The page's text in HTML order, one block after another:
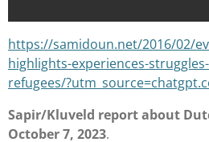
https://samidoun.net/2016/02/
highlights-experiences-
refugees/
Sapir/Kluveld report about
October 7, 2023.